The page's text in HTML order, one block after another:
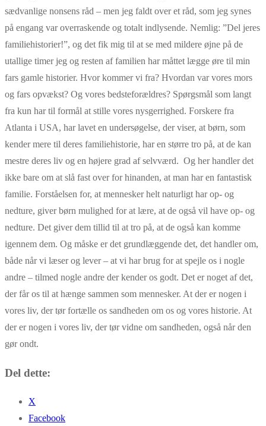
sædvanlige nonsens råd – men jeg faldt over et råd, som jeg synes
på engang var overraskende og totalt indlysende. Nemlig: ”Del jeres
familiehistorier!”, og det fik mig til at se med mildere øjne på de
utallige timer jeg og resten af familien har måttet lægge øre til min
fars gamle historier. Hvor kommer vi fra? Hvordan var vores mors
og fars opvækst? Og vores bedsteforældres? Spørgsmål som langt
fra kun har til formål at stille vores nysgerrighed. Forskere fra
Atlanta i USA, har lavet en undersøgelse, der viser, at børn, som
kender mere til deres familiehistorie, har en større tro på, at de kan
mestre deres liv og en højere grad af selvværd. Og her handler det
ikke bare om at slå fast over for hinanden, at man har en fantastisk
familie. Forståelsen for, at mennesker helt naturligt har op- og
nedture, giver børn mulighed for at lære, at de også vil have op- og
nedture. Det giver dem tillid til at tro på, at de også kan komme
igennem dem. Og måske er det grundlæggende det, det handler om,
både når vi læser og lever – at vi har brug for at spejle os i nogle
andre – tilmed nogle andre der kender os godt. Det er noget af det,
der får os til at hænge sammen som mennesker. At der er nogen i
vores liv, der tør fortælle os sandheden om os og vores historie. At
der er nogen i vores liv, der tør vidne om sandheden, også når den
gør ondt.
Del dette:
X
Facebook